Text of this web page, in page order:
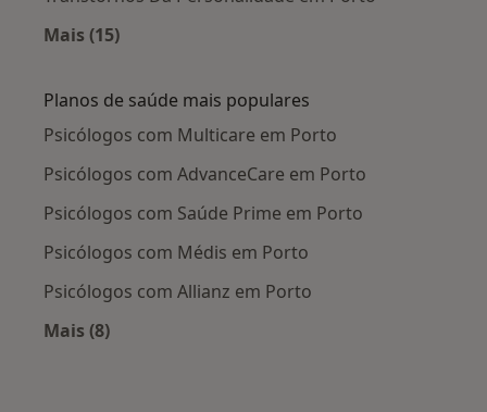
Mais (15)
Planos de saúde mais populares
Psicólogos com Multicare em Porto
Psicólogos com AdvanceCare em Porto
Psicólogos com Saúde Prime em Porto
Psicólogos com Médis em Porto
Psicólogos com Allianz em Porto
Mais (8)